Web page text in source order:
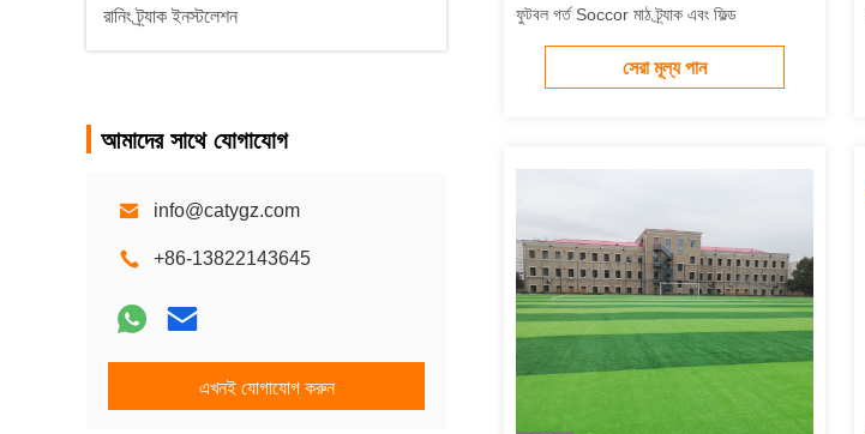
রানিং ট্র্যাক ইনস্টলেশন
আমাদের সাথে যোগাযোগ
info@catygz.com
+86-13822143645
এখনই যোগাযোগ করুন
ফুটবল গর্ত Soccor মাঠ ট্র্যাক এবং ফিল্ড
সেরা মূল্য পান